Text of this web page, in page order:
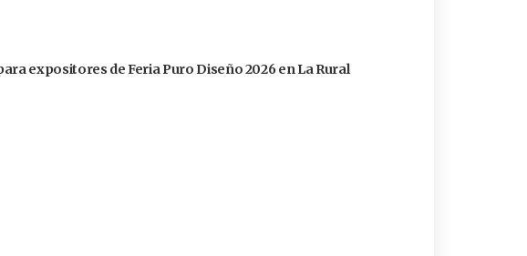
expositores de Feria Puro Diseño 2026 en La Rural